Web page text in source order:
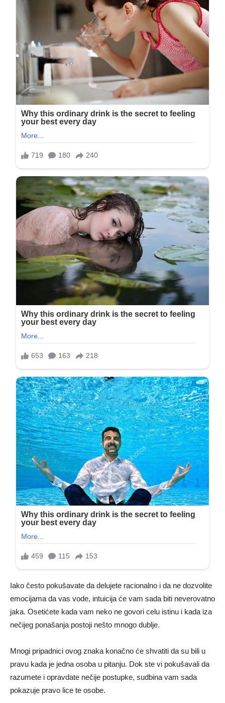
Iako često pokušavate da delujete racionalno i da ne dozvolite
emocijama da vas vode, intuicija će vam sada biti neverovatno
jaka. Osetićete kada vam neko ne govori celu istinu i kada iza
nečijeg ponašanja postoji nešto mnogo dublje.
Mnogi pripadnici ovog znaka konačno će shvatiti da su bili u
pravu kada je jedna osoba u pitanju. Dok ste vi pokušavali da
razumete i opravdate nečije postupke, sudbina vam sada
pokazuje pravo lice te osobe.